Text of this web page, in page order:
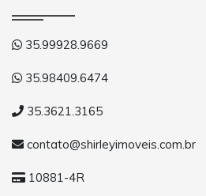
35.99928.9669
35.98409.6474
35.3621.3165
contato@shirleyimoveis.com.br
10881-4R